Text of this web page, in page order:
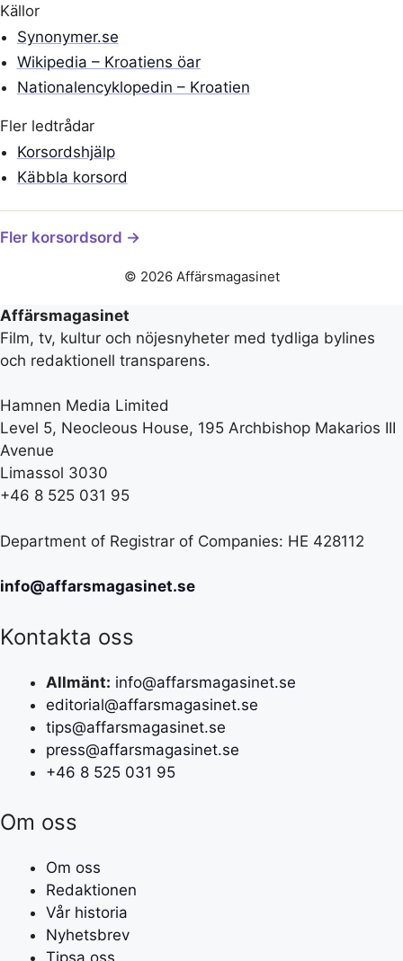
Källor
Synonymer.se
Wikipedia – Kroatiens öar
Nationalencyklopedin – Kroatien
Fler ledtrådar
Korsordshjälp
Käbbla korsord
Fler korsordsord →
© 2026 Affärsmagasinet
Affärsmagasinet
Film, tv, kultur och nöjesnyheter med tydliga bylines
och redaktionell transparens.
Hamnen Media Limited
Level 5, Neocleous House, 195 Archbishop Makarios III
Avenue
Limassol 3030
+46 8 525 031 95
Department of Registrar of Companies: HE 428112
info@affarsmagasinet.se
Kontakta oss
Allmänt: info@affarsmagasinet.se
editorial@affarsmagasinet.se
tips@affarsmagasinet.se
press@affarsmagasinet.se
+46 8 525 031 95
Om oss
Om oss
Redaktionen
Vår historia
Nyhetsbrev